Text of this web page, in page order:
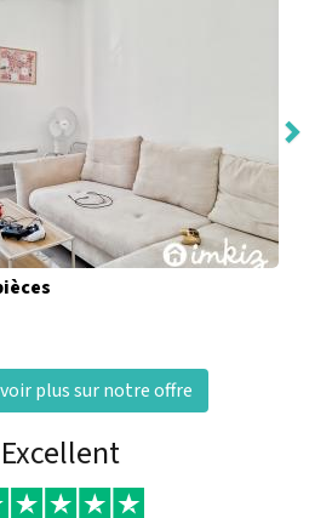
plus sur notre offre
Excellent